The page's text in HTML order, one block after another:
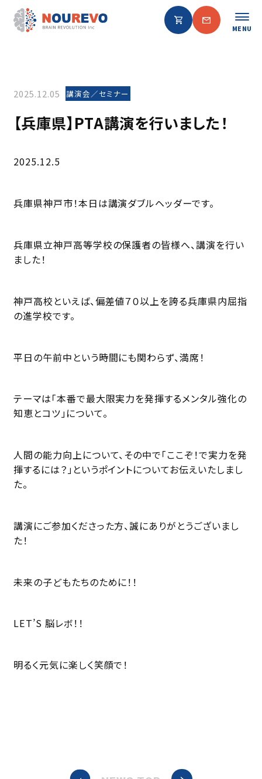
MENU
2025.12.05 講演会／セミナー
【兵庫県】PTA講演を行いました！
2025.12.5
兵庫県神戸市！本日は講演ダブルヘッダーです。
兵庫県立神戸高等学校の保護者の皆様へ、講演を行い
ました！
神戸高校といえば、偏差値７０以上を誇る兵庫県内屈指
の進学校です。
平日の午前中という時間にも関わらず、満席！
テーマは「本番で最大限実力を発揮するメンタル強化の
知恵とコツ」について。
人間の能力向上について、その中で「ここぞ！で実力を発
揮するには？」というポイントについてお伝えいたしまし
た。
講演にご参加くださった方、誠にありがとうございまし
た！
未来の子どもたちのために！！
LET’S 脳レボ！！
明るく元気に楽しく笑顔で！